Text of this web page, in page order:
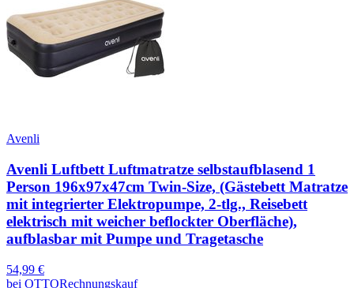
Avenli
Avenli Luftbett Luftmatratze selbstaufblasend 1
Person 196x97x47cm Twin-Size, (Gästebett Matratze
mit integrierter Elektropumpe, 2-tlg., Reisebett
elektrisch mit weicher beflockter Oberfläche),
aufblasbar mit Pumpe und Tragetasche
54,99 €
bei OTTORechnungskauf